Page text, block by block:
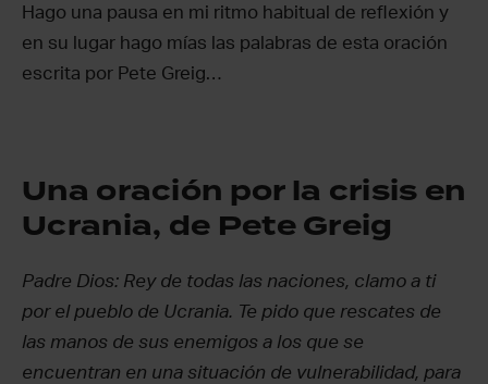
Hago una pausa en mi ritmo habitual de reflexión y
en su lugar hago mías las palabras de esta oración
escrita por Pete Greig…
Una oración por la crisis en
Ucrania, de Pete Greig
Padre Dios: Rey de todas las naciones, clamo a ti
por el pueblo de Ucrania. Te pido que rescates de
las manos de sus enemigos a los que se
encuentran en una situación de vulnerabilidad, para